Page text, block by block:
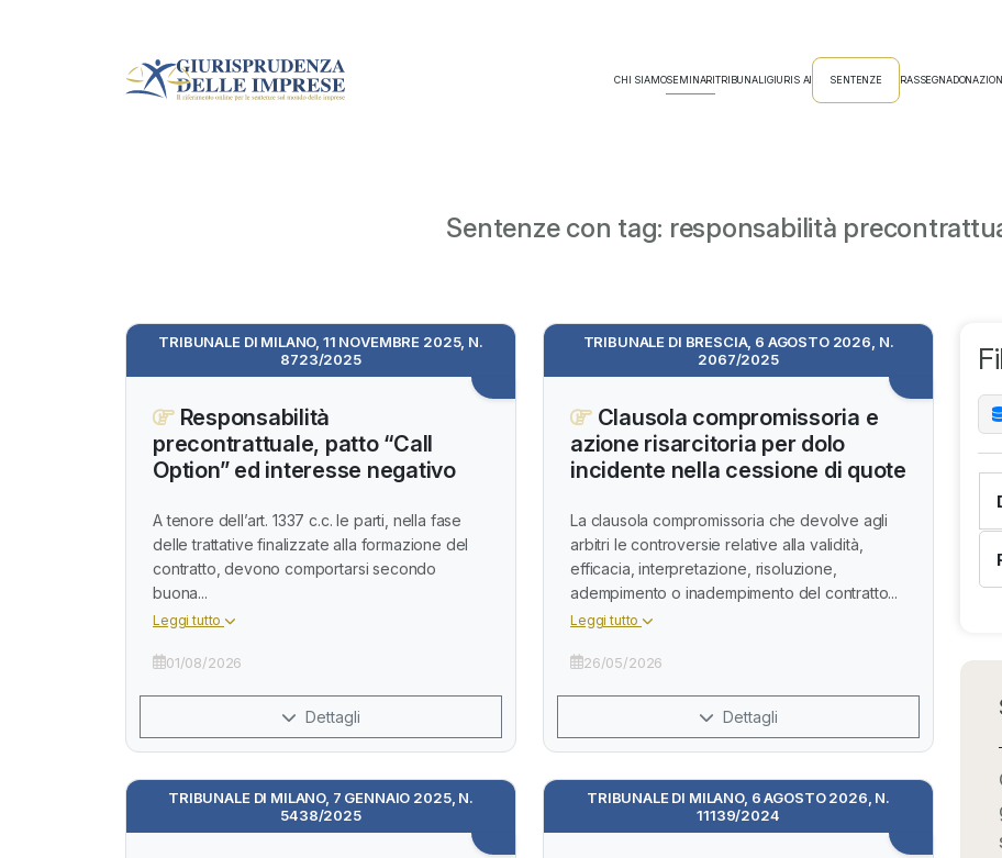
CHI SIAMOSEMINARITRIBUNALIGIURIS AI SENTENZE RASSEGNA
Sentenze con tag: responsabilità
TRIBUNALE DI MILANO, 11 NOVEMBRE 2025, N.
8723/2025
Responsabilità
precontrattuale, patto “Call
Option” ed interesse negativo
A tenore dell’art. 1337 c.c. le parti, nella fase
delle trattative finalizzate alla formazione del
contratto, devono comportarsi secondo
buona...
Leggi tutto
01/08/2026
Dettagli
TRIBUNALE DI BRESCIA, 6 AGOSTO 2026, N.
2067/2025
Clausola compromissoria e
azione risarcitoria per dolo
incidente nella cessione di quote
La clausola compromissoria che devolve agli
arbitri le controversie relative alla validità,
efficacia, interpretazione, risoluzione,
adempimento o inadempimento del contratto...
Leggi tutto
26/05/2026
Dettagli
TRIBUNALE DI MILANO, 7 GENNAIO 2025, N.
5438/2025
TRIBUNALE DI MILANO, 6 AGOSTO 2026, N.
11139/2024